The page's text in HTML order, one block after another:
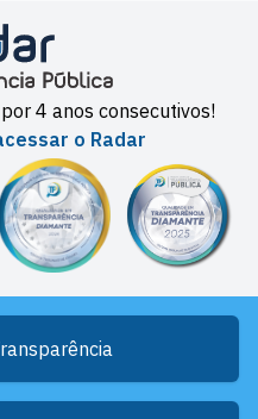
4 anos consecutivos!
o Radar